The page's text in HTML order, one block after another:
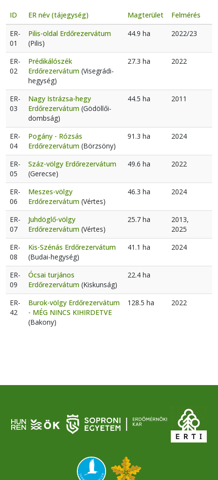
ID ER név (tájegység) Magterület
Felmérés
ER-
01
Pilis-oldal Erdőrezervátum
(Pilis)
44.9 ha 2022/23
ER-
02
Prédikálószék
Erdőrezervátum (Visegrádi-
hegység)
27.3 ha 2022
ER-
03
Nagy Istrázsa-hegy
Erdőrezervátum (Gödöllői-
dombság)
44.5 ha 2011
ER-
04
Pogány - Rózsás
Erdőrezervátum (Börzsöny)
91.3 ha 2024
ER-
05
Száz-völgy Erdőrezervátum
(Gerecse)
49.6 ha 2022
ER-
06
Meszes-völgy
Erdőrezervátum (Vértes)
46.3 ha 2024
ER-
07
Juhdöglő-völgy
Erdőrezervátum (Vértes)
25.7 ha
2013,
2025
ER-
08
Kis-Szénás Erdőrezervátum
(Budai-hegység)
41.1 ha 2024
ER-
09
Ócsai turjános
Erdőrezervátum (Kiskunság)
22.4 ha
ER-
42
Burok-völgy Erdőrezervátum
- MÉG NINCS KIHIRDETVE
(Bakony)
128.5 ha 2022